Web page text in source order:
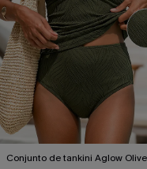
Conjunto de tankini Aglow Olive